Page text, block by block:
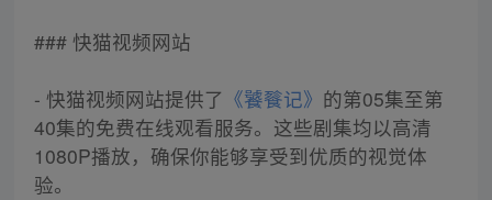
### 快猫视频网站
- 快猫视频网站提供了 《饕餮记》 的第05集至第
40集的免费在线观看服务。这些剧集均以高清
1080P播放，确保你能够享受到优质的视觉体
验。